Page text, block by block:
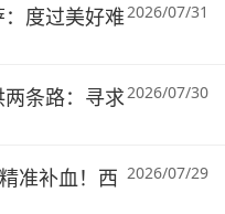
度过美好难2026/07/31
条路：寻求2026/07/30
准补血！西 2026/07/29